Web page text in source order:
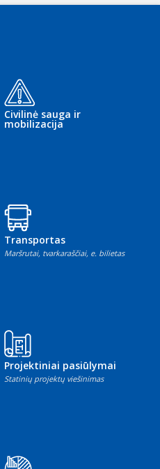
Civilinė sauga ir
mobilizacija
Transportas
Maršrutai, tvarkaraščiai, e. bilietas
Projektiniai pasiūlymai
Statinių projektų viešinimas